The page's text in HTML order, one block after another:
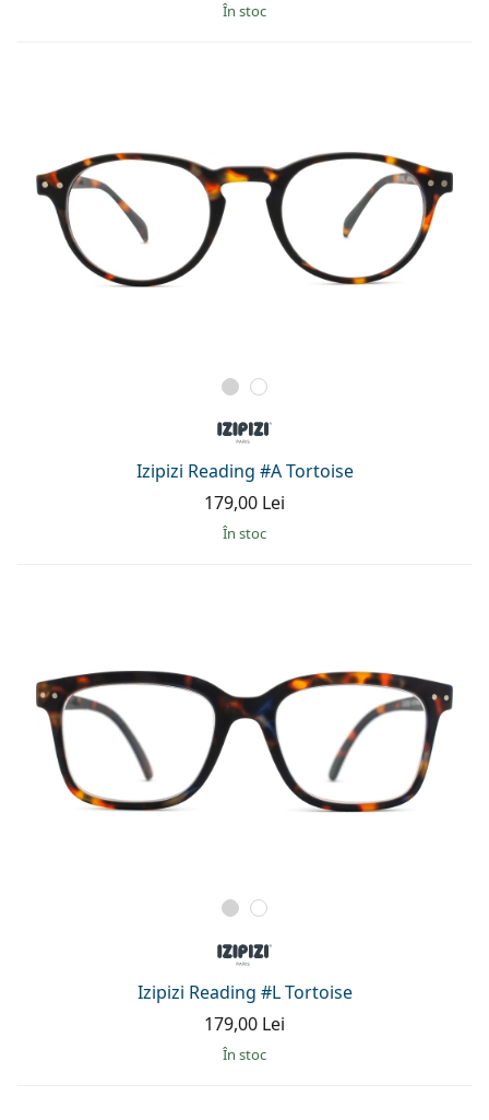
În stoc
Izipizi Reading #A Tortoise
179,00 Lei
În stoc
Izipizi Reading #L Tortoise
179,00 Lei
În stoc